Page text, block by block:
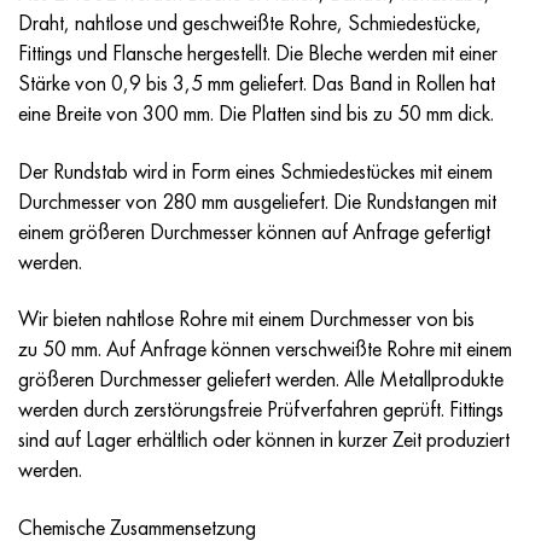
Draht, nahtlose und geschweißte Rohre, Schmiedestücke,
Fittings und Flansche hergestellt. Die Bleche werden mit einer
Stärke von 0,9 bis 3,5 mm geliefert. Das Band in Rollen hat
eine Breite von 300 mm. Die Platten sind bis zu 50 mm dick.
Der Rundstab wird in Form eines Schmiedestückes mit einem
Durchmesser von 280 mm ausgeliefert. Die Rundstangen mit
einem größeren Durchmesser können auf Anfrage gefertigt
werden.
Wir bieten nahtlose Rohre mit einem Durchmesser von bis
zu 50 mm. Auf Anfrage können verschweißte Rohre mit einem
größeren Durchmesser geliefert werden. Alle Metallprodukte
werden durch zerstörungsfreie Prüfverfahren geprüft. Fittings
sind auf Lager erhältlich oder können in kurzer Zeit produziert
werden.
Chemische Zusammensetzung
Incotherm
Incotest
Jethete M152
Kobalt 6B
Martensitaushärtung 250
Renee 41
Martensitaushärtung 300
Martensitaushärtung 350
47ND
47NHR
49KF
49K2F/49K2FA-VI
50H
50NP
50NHS
52H
HN62VMYUT
HN62MVKYU
HN63MB
HN65VM
HN65VMTYU
HN67MVTYU
HN68VKTYU
HN68VMTYUK-VD
VT-35
PT-1M
PT-3V
PT-7M
SPT-2 Schweißdraht
AT3
3М
1.4466 - aisi 310MoLn
Legierung Al6xn
15-7Ph® - 1.4532
PH 13-8 Mo - 1.4534
1.4542 - 17-4Ph®.
Custom 455® - 1.4543 - uns s45500
1.4545 - 15-5Ph®
1.4548 - 17-4Ph®.
10H17N13М3Т
10H18N18YU4D
11H11N2V2МF
12H18N9Т
13H11N2V2МF
15H11MF
15H12VNMF
15H12N2МVFAB
2.0872, CuNi10Fe1Mn, Cw352h
Silicium-Aluminium-Bronze
CW301G, C64200
Siliciumbronze
C65500, CuAl11Fe3
C65620, CuSi3Fe2Zn3
C65100, CuSi1,5
Zinn-Blei-Bronze
Rotmessing
C84400, CuSn2ZnPb
C83600, CuSn5ZnPb
45G2, 45g2, aisi 1144
Baustahl legiert
10g2, 10g2, aisi 1513
12X2H4A,15NiCr13, 1.5752
АS14, 11SMnPb30
20G, 20mn5
20HN3А, aisi 4320, 20hn3a
20HМ, 24CrMo5, 20hm
R6M5, 1.3343, hs6-5-2, sw7m
R6M5K5, 1.3243, hs6-5-2-5
R6М5F3, 1.3344, hs6-5-3
R9М4К8,1.3207
R12F3, 1.3318, sw12
R18, 1.3355, hs18-0-1, sw18
Kohlenstoffstahl
U10,1.1645, C105W1